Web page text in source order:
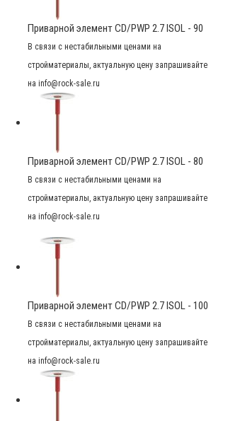
Приварной элемент CD/PWP 2.7 ISOL - 90
В связи с нестабильными ценами на
стройматериалы, актуальную цену запрашивайте
на info@rock-sale.ru
Приварной элемент CD/PWP 2.7 ISOL - 80
В связи с нестабильными ценами на
стройматериалы, актуальную цену запрашивайте
на info@rock-sale.ru
Приварной элемент CD/PWP 2.7 ISOL - 100
В связи с нестабильными ценами на
стройматериалы, актуальную цену запрашивайте
на info@rock-sale.ru